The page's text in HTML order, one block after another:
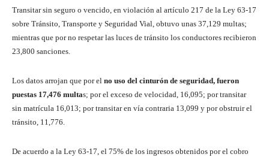
Transitar sin seguro o vencido, en violación al artículo 217 de la Ley 63-17
sobre Tránsito, Transporte y Seguridad Vial, obtuvo unas 37,129 multas;
mientras que por no respetar las luces de tránsito los conductores recibieron
23,800 sanciones.
Los datos arrojan que por el no uso del cinturón de seguridad, fueron
puestas 17,476 multas; por el exceso de velocidad, 16,095; por transitar
sin matrícula 16,013; por transitar en vía contraria 13,099 y por obstruir el
tránsito, 11,776.
De acuerdo a la Ley 63-17, el 75% de los ingresos obtenidos por el cobro